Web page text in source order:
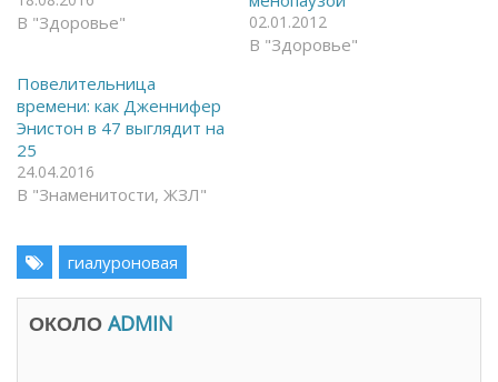
e
b
o
(
О
т
к
р
в
а
е
о
в
м
l
a
m
(
О
т
в
я
в
н
о
в
В "Здоровье" 02.01.2012
В "Здоровье"
Повелительница
времени: как Дженнифер
Энистон в 47 выглядит на
25
24.04.2016
В "Знаменитости, ЖЗЛ"
гиалуроновая
ОКОЛО ADMIN